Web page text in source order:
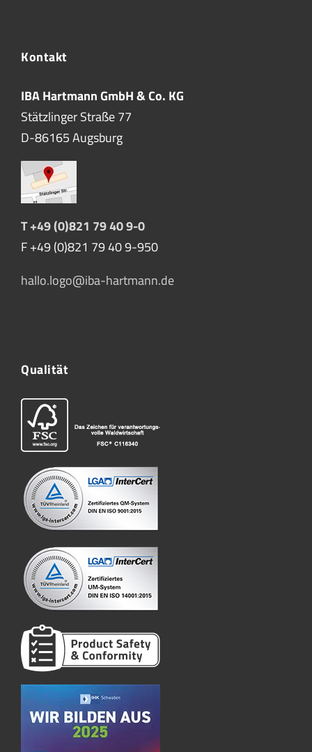
Kontakt
IBA Hartmann GmbH & Co. KG
Stätzlinger Straße 77
D-86165 Augsburg
T +49 (0)821 79 40 9-0
F +49 (0)821 79 40 9-950
hallo.logo@iba-hartmann.de
Qualität